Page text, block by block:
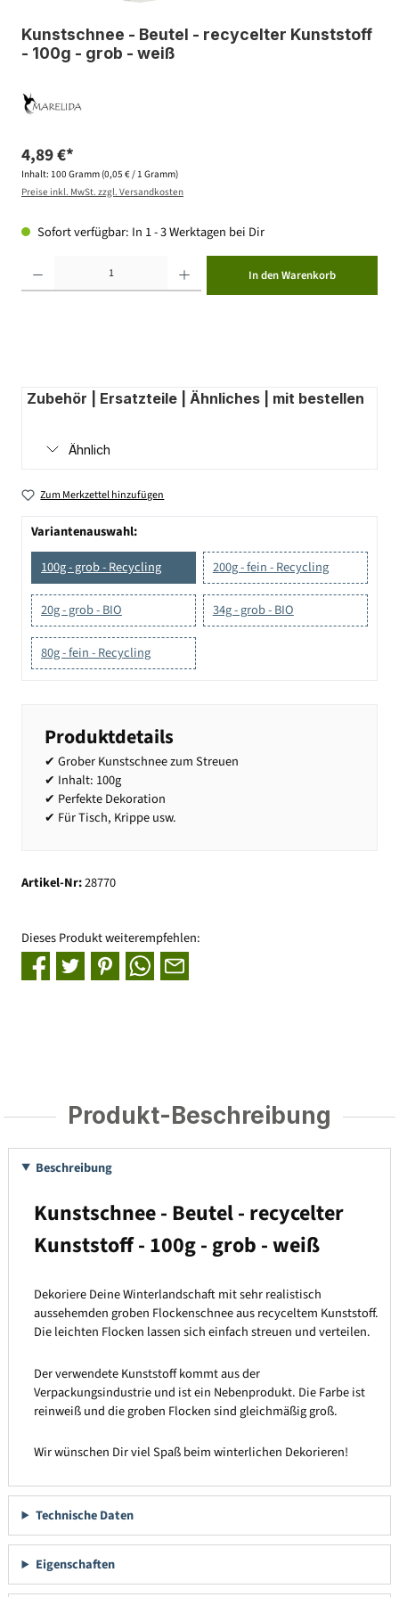
Kunstschnee - Beutel - recycelter Kunststoff
- 100g - grob - weiß
4,89 €*
Inhalt: 100 Gramm (0,05 € / 1 Gramm)
Preise inkl. MwSt. zzgl. Versandkosten
Sofort verfügbar: In 1 - 3 Werktagen bei Dir
In den Warenkorb
Zubehör | Ersatzteile | Ähnliches | mit bestellen
Ähnlich
Zum Merkzettel hinzufügen
Variantenauswahl:
100g - grob - Recycling
200g - fein - Recycling
20g - grob - BIO 34g - grob - BIO
80g - fein - Recycling
Produktdetails
✔ Grober Kunstschnee zum Streuen
✔ Inhalt: 100g
✔ Perfekte Dekoration
✔ Für Tisch, Krippe usw.
Artikel-Nr:28770
Dieses Produkt weiterempfehlen:
Produkt-Beschreibung
Beschreibung
Kunstschnee - Beutel - recycelter
Kunststoff - 100g - grob - weiß
Dekoriere Deine Winterlandschaft mit sehr realistisch
aussehemden groben Flockenschnee aus recyceltem Kunststoff.
Die leichten Flocken lassen sich einfach streuen und verteilen.
Der verwendete Kunststoff kommt aus der
Verpackungsindustrie und ist ein Nebenprodukt. Die Farbe ist
reinweiß und die groben Flocken sind gleichmäßig groß.
Wir wünschen Dir viel Spaß beim winterlichen Dekorieren!
Technische Daten
Eigenschaften